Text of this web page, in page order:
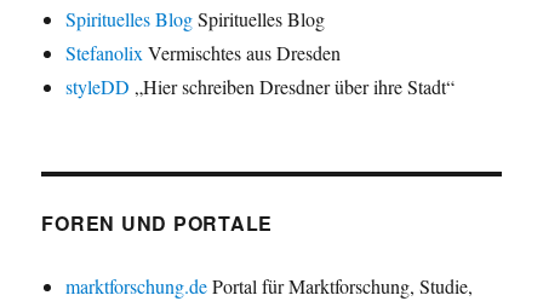
Spirituelles BlogSpirituelles Blog
Stefanolix Vermischtes aus Dresden
styleDD „Hier schreiben Dresdner über ihre Stadt“
FOREN UND PORTALE
marktforschung.dePortal für Marktforschung, Studie,